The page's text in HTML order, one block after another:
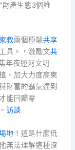
財產生態3個維
家教兩個極端共享
具。，激勵文共
年夜運河文明
，加大力度高東
財富的霸氣達到
能回歸零
。訪談
地 ！這是什麼低
無法理解這種沒